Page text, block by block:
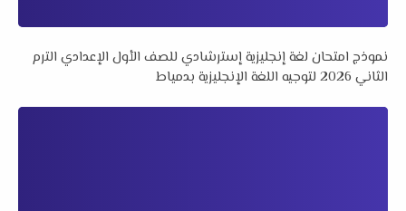
نموذج امتحان لغة إنجليزية إسترشادي للصف الأول الإعدادي الترم
الثاني 2026 لتوجيه اللغة الإنجليزية بدمياط